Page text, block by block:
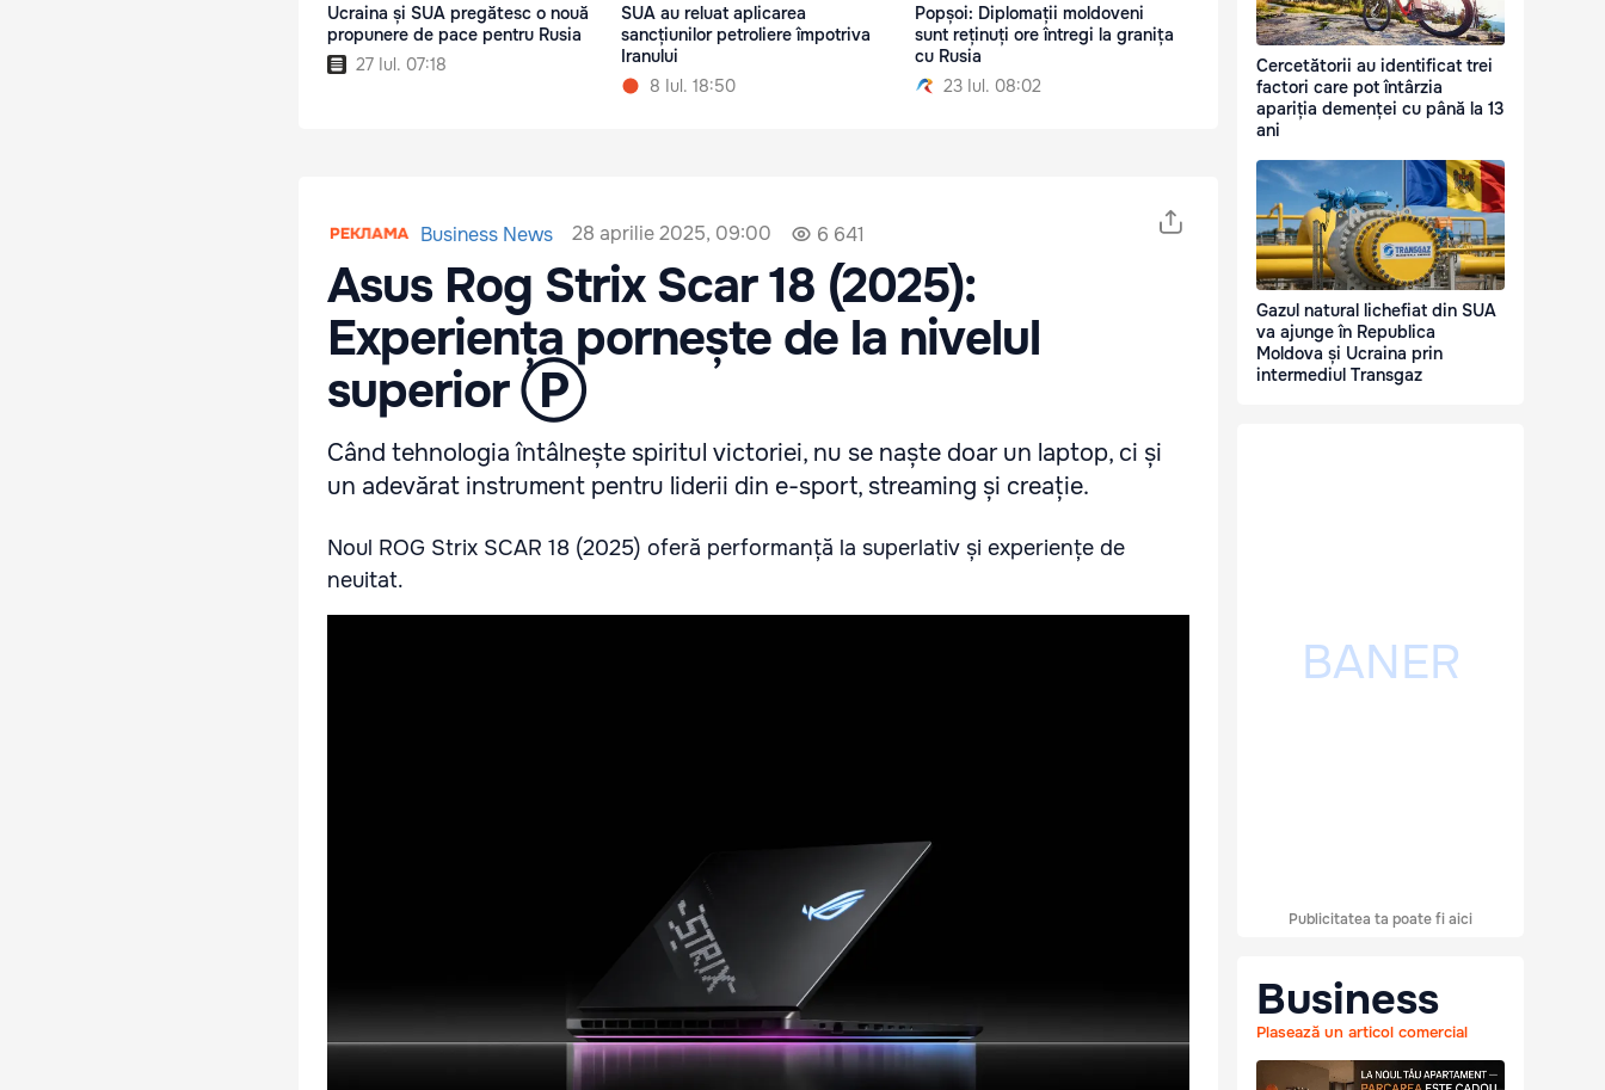
Ucraina și SUA pregătesc o nouă
propunere de pace pentru Rusia
27 Iul. 07:18
SUA au reluat aplicarea
sancțiunilor petroliere împotriva
Iranului
8 Iul. 18:50
Popșoi: Diplomații moldoveni
sunt reținuți ore întregi la granița
cu Rusia
23 Iul. 08:02
Business News 28 aprilie 2025, 09:00 6 641
Asus Rog Strix Scar 18 (2025):
Experiența pornește de la nivelul
superior Ⓟ
Când tehnologia întâlnește spiritul victoriei, nu se naște doar un laptop, ci și
un adevărat instrument pentru liderii din e-sport, streaming și creație.
Noul ROG Strix SCAR 18 (2025) oferă performanță la superlativ și experiențe de
neuitat.
Cercetătorii au identificat trei
factori care pot întârzia
apariția demenței cu până la 13
ani
Gazul natural lichefiat din SUA
va ajunge în Republica
Moldova și Ucraina prin
intermediul Transgaz
Publicitatea ta poate fi aici
Business
Plasează un articol comercial